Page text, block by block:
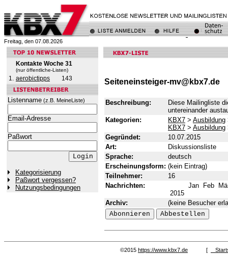
Freitag, den 07.08.2026
Kontakte Woche 31
(nur öffentliche-Listen)
1. aerobictipps 143
Listenname (z.B. MeineListe)
Email-Adresse
Paßwort
Kategorisierung
Paßwort vergessen?
Nutzungsbedingungen
Seiteneinsteiger-mv@kbx7.de
Beschreibung:
Diese Mailingliste
untereinander
Kategorien:
KBX7 > Ausbildung
KBX7 > Ausbildung
Gegründet:
10.07.2015
Art:
Diskussionsliste
Sprache:
deutsch
Erscheinungsform: (kein Eintrag)
Teilnehmer:
16
Nachrichten:
Jan Feb
2015
Archiv:
(keine Besucher
©2015 https://www.kbx7.de [